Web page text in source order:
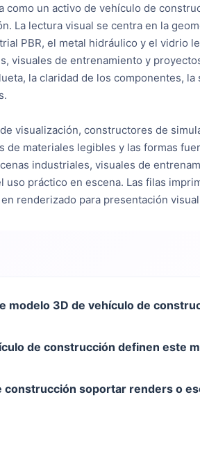
como un activo de vehículo de
La lectura visual se centra en la
PBR, el metal hidráulico y el vidrio
visuales de entrenamiento y
la claridad de los componentes,
visualización, constructores de
de materiales legibles y las formas
industriales, visuales de
práctico en escena. Las filas
renderizado para presentación
modelo 3D de vehículo de
de construcción definen este
soportar renders o